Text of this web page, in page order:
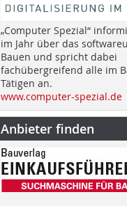
„Computer Spezial“
im Jahr über das
Bauen und spricht dabei
fachübergreifend alle im
Tätigen an.
www.computer-spezial.de
Anbieter finden